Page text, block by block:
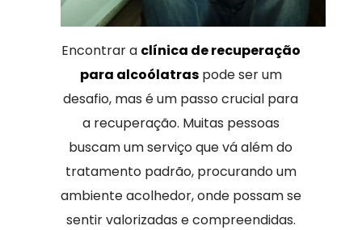
Encontrar a clínica de recuperação
para alcoólatraspode ser um
desafio, mas é um passo crucial para
a recuperação. Muitas pessoas
buscam um serviço que vá além do
tratamento padrão, procurando um
ambiente acolhedor, onde possam se
sentir valorizadas e compreendidas.